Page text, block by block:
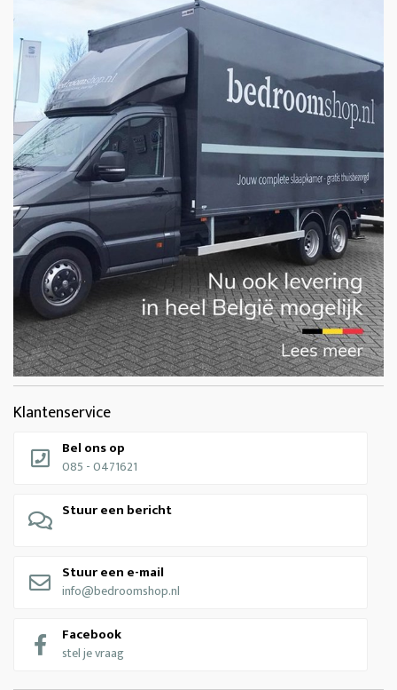
Klantenservice
Bel ons op
085 - 0471621
Stuur een bericht
Stuur een e-mail
info@bedroomshop.nl
Facebook
stel je vraag